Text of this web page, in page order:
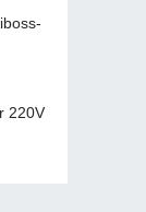
220V